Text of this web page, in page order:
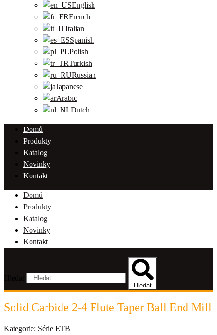
English
French
Italian
Spanish
Polish
Turkish
Russian
Japanese
Arabic
Dutch
Domů
Produkty
Katalog
Novinky
Kontakt
Domů
Produkty
Katalog
Novinky
Kontakt
Hledat
Solid Carbide 2-4 Flute Taper Ball End Mill
Kategorie: Série ETB